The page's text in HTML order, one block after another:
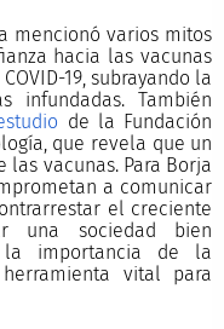
mencionó varios mitos
hacia las vacunas
19, subrayando la
infundadas. También
de la Fundación
que revela que un
las vacunas. Para Borja
a comunicar
el creciente
una sociedad bien
la importancia de la
vital para